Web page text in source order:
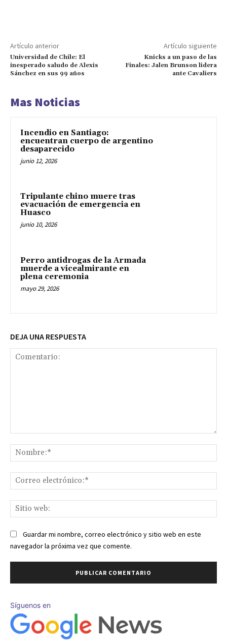
Artículo anterior
Universidad de Chile: El
inesperado saludo de Alexis
Sánchez en sus 99 años
Artículo siguiente
Knicks a un paso de las
Finales: Jalen Brunson lidera
ante Cavaliers
Mas Noticias
Incendio en Santiago:
encuentran cuerpo de argentino
desaparecido
junio 12, 2026
Tripulante chino muere tras
evacuación de emergencia en
Huasco
junio 10, 2026
Perro antidrogas de la Armada
muerde a vicealmirante en
plena ceremonia
mayo 29, 2026
DEJA UNA RESPUESTA
Guardar mi nombre, correo electrónico y sitio web en este
navegador la próxima vez que comente.
Síguenos en